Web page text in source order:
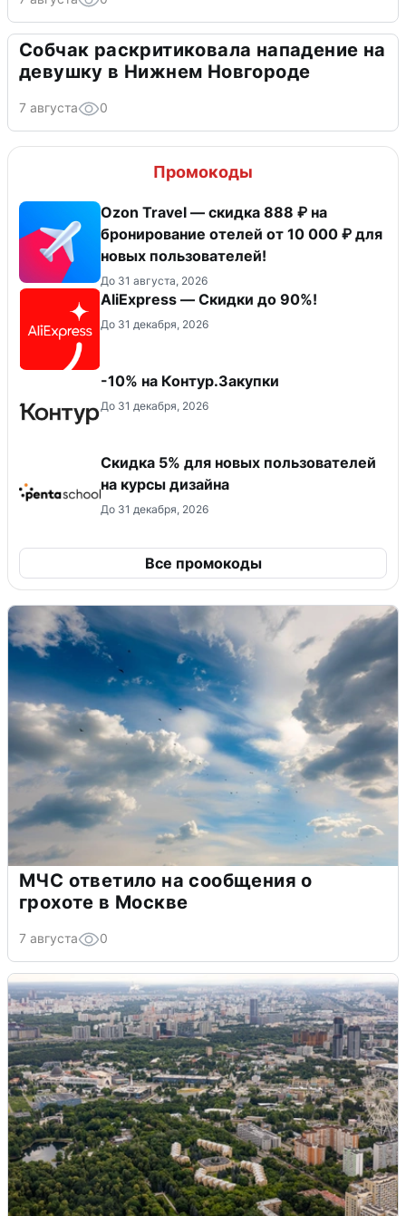
Собчак раскритиковала нападение на
девушку в Нижнем Новгороде
7 августа 0
Промокоды
Ozon Travel — скидка 888 ₽ на
бронирование отелей от 10 000 ₽ для
новых пользователей!
До 31 августа, 2026
AliExpress — Скидки до 90%!
До 31 декабря, 2026
-10% на Контур.Закупки
До 31 декабря, 2026
Скидка 5% для новых пользователей
на курсы дизайна
До 31 декабря, 2026
Все промокоды
МЧС ответило на сообщения о
грохоте в Москве
7 августа 0